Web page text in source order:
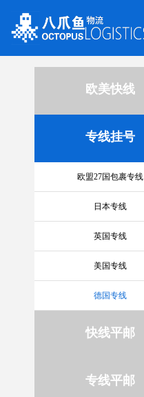
欧美快线
专线挂号
欧盟27国包裹专线
日本专线
英国专线
美国专线
德国专线
快线平邮
专线平邮